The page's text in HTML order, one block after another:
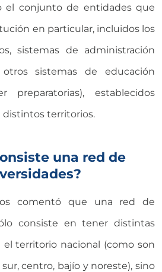
el conjunto de entidades que
en particular, incluidos los
sistemas de administración
sistemas de educación
preparatorias), establecidos
territorios.
una red de
comentó que una red de
consiste en tener distintas
territorio nacional (como son
centro, bajío y noreste), sino